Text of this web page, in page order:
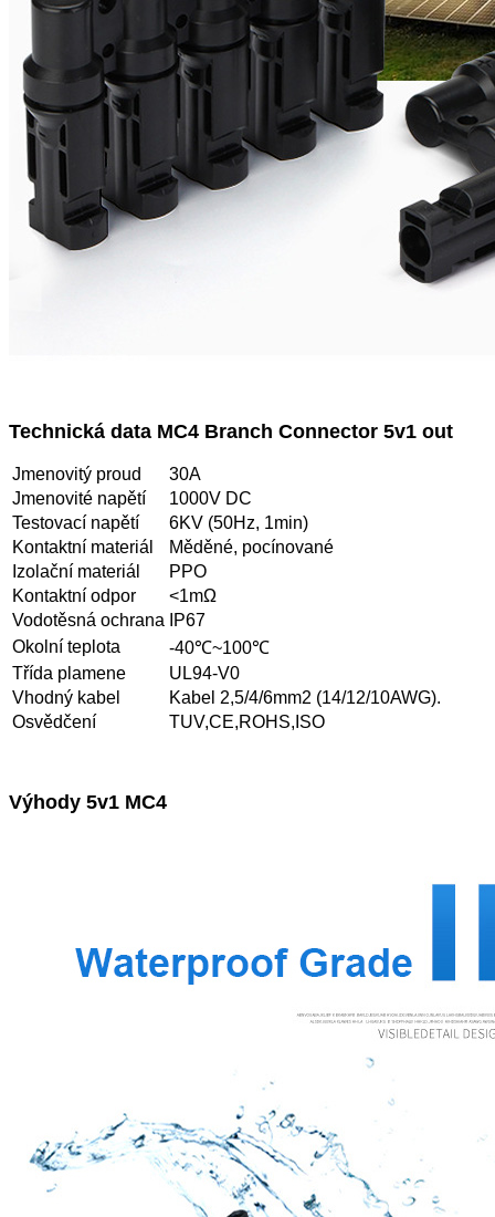
Technická data MC4 Branch Connector 5v1 out
Jmenovitý proud
30A
Jmenovité napětí
1000V DC
Testovací napětí
6KV (50Hz, 1min)
Kontaktní materiál
Měděné, pocínované
Izolační materiál
PPO
Kontaktní odpor
<1mΩ
Vodotěsná ochrana
IP67
Okolní teplota
-40℃~100℃
Třída plamene
UL94-V0
Vhodný kabel
Kabel 2,5/4/6mm2 (14/12/10AWG).
Osvědčení
TUV,CE,ROHS,ISO
Výhody 5v1 MC4